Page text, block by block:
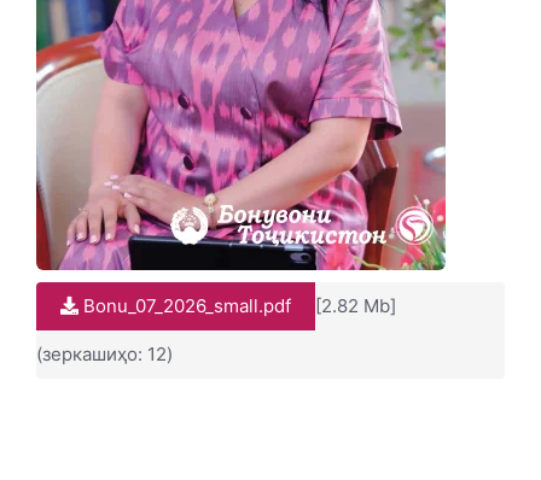
Bonu_07_2026_small.pdf [2.82 Mb]
(зеркашиҳо: 12)